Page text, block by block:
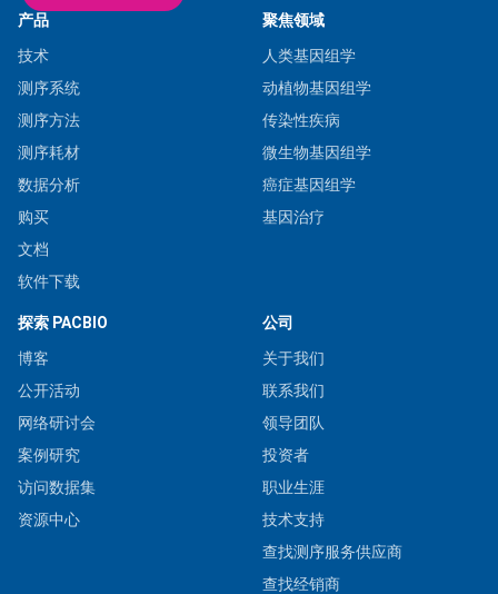
产品
技术
测序系统
测序方法
测序耗材
数据分析
购买
文档
软件下载
聚焦领域
人类基因组学
动植物基因组学
传染性疾病
微生物基因组学
癌症基因组学
基因治疗
探索 PACBIO
博客
公开活动
网络研讨会
案例研究
访问数据集
资源中心
公司
关于我们
联系我们
领导团队
投资者
职业生涯
技术支持
查找测序服务供应商
查找经销商